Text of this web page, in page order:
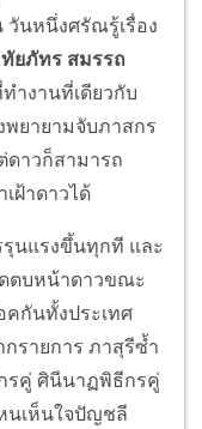
วันหนึ่งศรัณรู้เรื่อง
ยภัทร สมรรถ
ำงานที่เดียวกับ
ยายามจับภาสกร
ดาวก็สามารถ
ฝ้าดาวได้
แรงขึ้นทุกที และ
ตบหน้าดาวขณะ
คกันทั้งประเทศ
รายการ ภาสุรีซ้ำ
รคู่ ศินีนาฏพิธีกรคู่
นเห็นใจปัญชลี